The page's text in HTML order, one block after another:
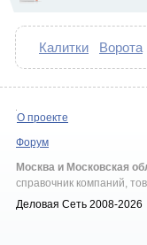
Калитки Ворота
О проекте
Форум
Москва и Московская
справочник компаний,
Деловая Сеть 2008-2026